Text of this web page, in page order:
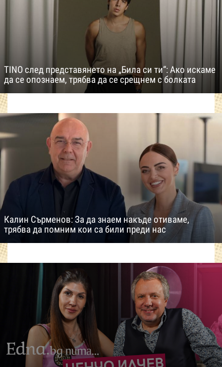
TINO след представянето на „Била си ти“: Ако искаме
да се опознаем, трябва да се срещнем с болката
Калин Сърменов: За да знаем накъде отиваме,
трябва да помним кои са били преди нас